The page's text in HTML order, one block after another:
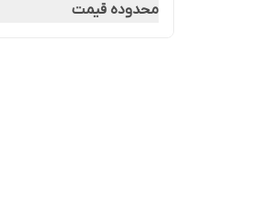
محدوده قیمت